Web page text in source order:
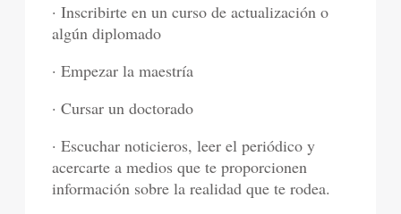
· Inscribirte en un curso de actualización o
algún diplomado
· Empezar la maestría
· Cursar un doctorado
· Escuchar noticieros, leer el periódico y
acercarte a medios que te proporcionen
información sobre la realidad que te rodea.